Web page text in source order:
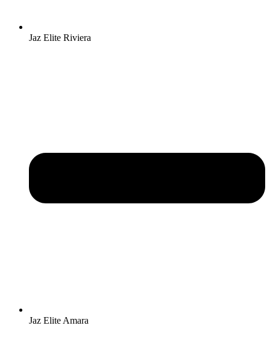
Jaz Elite Riviera
Jaz Elite Amara